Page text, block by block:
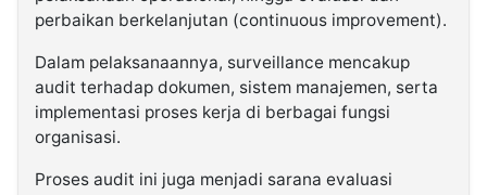
perbaikan berkelanjutan (continuous improvement).
Dalam pelaksanaannya, surveillance mencakup
audit terhadap dokumen, sistem manajemen, serta
implementasi proses kerja di berbagai fungsi
organisasi.
Proses audit ini juga menjadi sarana evaluasi